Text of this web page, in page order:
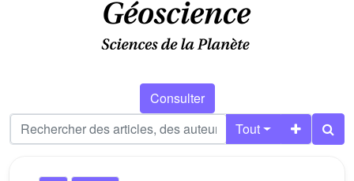
Consulter
Tout